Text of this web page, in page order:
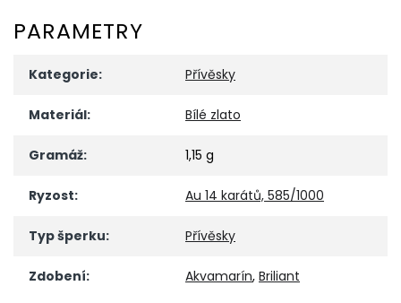
PARAMETRY
Kategorie: Přívěsky
Materiál: Bílé zlato
Gramáž: 1,15 g
Ryzost: Au 14 karátů, 585/1000
Typ šperku: Přívěsky
Zdobení: Akvamarín, Briliant